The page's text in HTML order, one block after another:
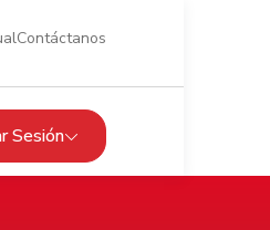
Contáctanos
Sesión